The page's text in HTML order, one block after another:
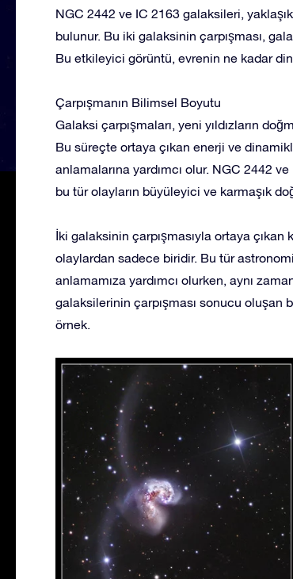
NGC 2442 ve IC 2163 galaksileri, yaklaşık
bulunur. Bu iki galaksinin çarpışması,
Bu etkileyici görüntü, evrenin ne kadar
Çarpışmanın Bilimsel Boyutu
Galaksi çarpışmaları, yeni yıldızların
Bu süreçte ortaya çıkan enerji ve
anlamalarına yardımcı olur. NGC 2442
bu tür olayların büyüleyici ve karmaşık
İki galaksinin çarpışmasıyla ortaya
olaylardan sadece biridir. Bu tür
anlamamıza yardımcı olurken, aynı
galaksilerinin çarpışması sonucu
örnek.